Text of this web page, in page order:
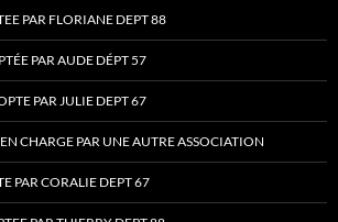
PAR FLORIANE DEPT 88
PAR AUDE DÉPT 57
PAR JULIE DEPT 67
CHARGE PAR UNE AUTRE ASSOCIATION
PAR CORALIE DEPT 67